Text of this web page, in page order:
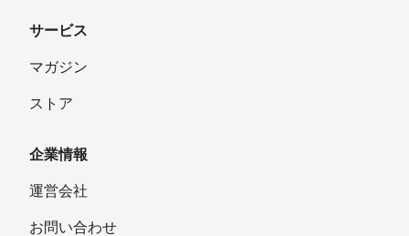
サービス
マガジン
ストア
企業情報
運営会社
お問い合わせ